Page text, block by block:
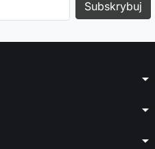
arrow_drop_down
arrow_drop_down
arrow_drop_down